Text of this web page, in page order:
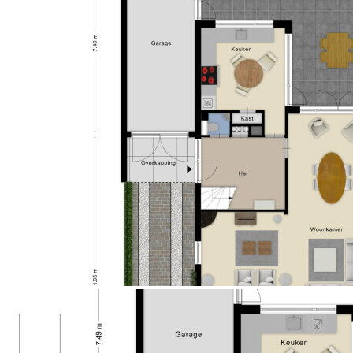
Op de eerste verdieping bevinden zich drie ruime
slaapkamers. Alle kamers zijn voorzien van veel
lichtinval en bieden voldoende ruimte voor diverse
indelingsmogelijkheden. De royale hoofdslaapkamer
beschikt bovendien over een eigen balkon waar je
heerlijk kunt genieten van de zon en het vrije
uitzicht. Eén van de overige slaapkamers is uitgerust
met een eigen wastafel. De badkamer is ruim van
opzet en biedt volop mogelijkheden om er een
moderne badkamer van te maken. Momenteel
beschikt deze over ruimte voor een douche, toilet,
ligbad en wastafel. Ook hier geven de artist
impressions een mooi beeld van de moderne
mogelijkheden. De tweede verdieping biedt plaats
aan een vierde slaapkamer. Ook deze kamer beschikt
over een wastafel, veel lichtinval en verrassend veel
ruimte. Ideaal als slaapkamer, hobbyruimte,
thuiswerkplek of logeerkamer.
Wat direct opvalt is de royale achtertuin van circa 378
m². Hier geniet je van veel privacy en rust. De tuin is
deels voorzien van bestrating en deels ingericht met
Aangebouwd steen
Capaciteit (garage)
1 auto
Soort parkeergelegenheid
Openbaar parkeren, op